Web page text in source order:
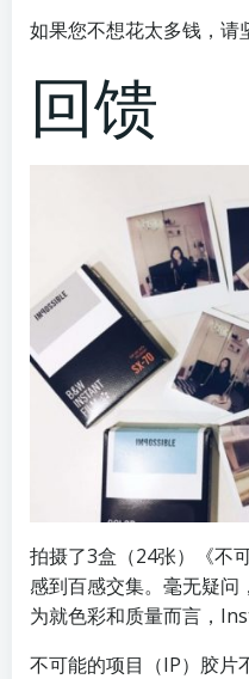
如果您不想花太多钱，请
回馈
拍摄了3盒（24张）《不
感到百感交集。毫无疑问
为就色彩和质量而言，
不可能的项目（IP）胶片